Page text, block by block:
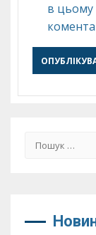
в цьому
Пошук: